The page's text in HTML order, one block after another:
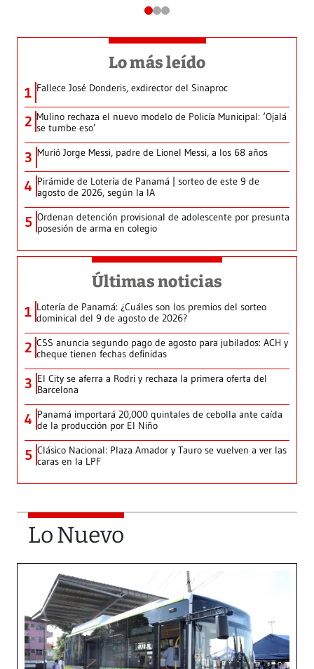
Lo más leído
1 Fallece José Donderis, exdirector del Sinaproc
2 Mulino rechaza el nuevo modelo de Policía Municipal: ‘Ojalá
se tumbe eso’
3 Murió Jorge Messi, padre de Lionel Messi, a los 68 años
4 Pirámide de Lotería de Panamá | sorteo de este 9 de
agosto de 2026, según la IA
5 Ordenan detención provisional de adolescente por presunta
posesión de arma en colegio
Últimas noticias
1 Lotería de Panamá: ¿Cuáles son los premios del sorteo
dominical del 9 de agosto de 2026?
2 CSS anuncia segundo pago de agosto para jubilados: ACH y
cheque tienen fechas definidas
3 El City se aferra a Rodri y rechaza la primera oferta del
Barcelona
4 Panamá importará 20,000 quintales de cebolla ante caída
de la producción por El Niño
5 Clásico Nacional: Plaza Amador y Tauro se vuelven a ver las
caras en la LPF
Lo Nuevo